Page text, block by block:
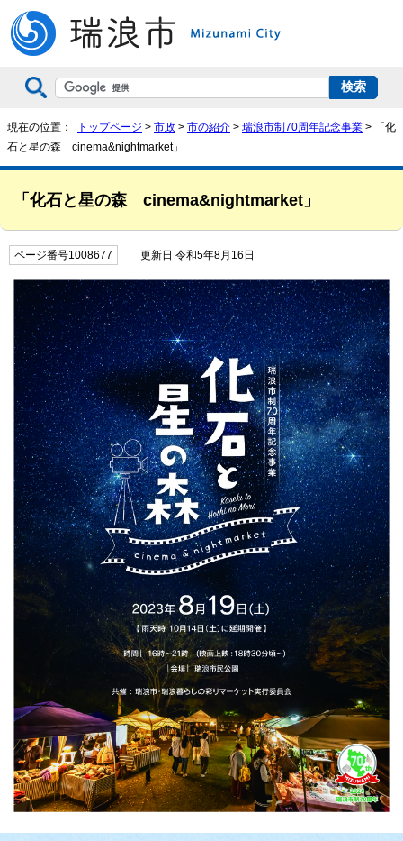
現在の位置： トップページ > 市政 > 市の紹介 > 瑞浪市制70周年記念事業 > 「化
石と星の森 cinema&nightmarket」
「化石と星の森 cinema&nightmarket」
ページ番号1008677 更新日 令和5年8月16日